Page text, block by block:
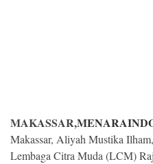
MAKASSAR,
Makassar, Aliyah Mustika
Lembaga Citra Muda (LCM)